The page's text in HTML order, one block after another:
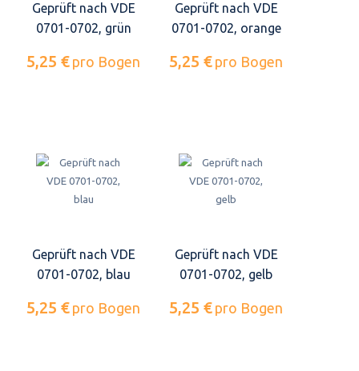
Geprüft nach VDE
0701-0702, grün
5,25 € pro Bogen
Geprüft nach VDE
0701-0702, orange
5,25 € pro Bogen
Geprüft nach VDE
0701-0702, blau
5,25 € pro Bogen
Geprüft nach VDE
0701-0702, gelb
5,25 € pro Bogen